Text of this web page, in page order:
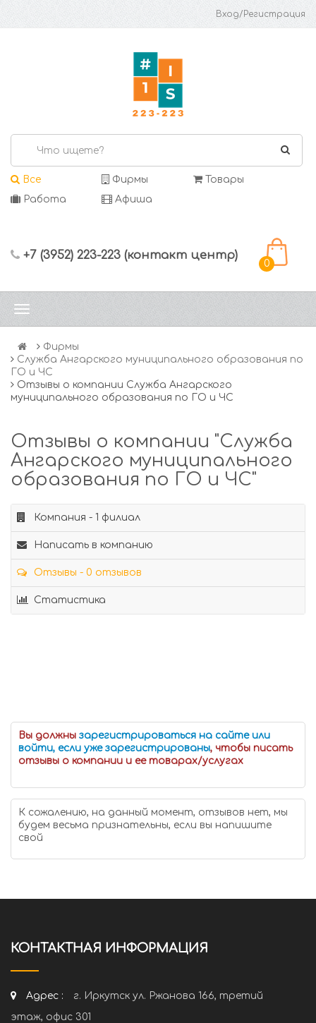
Вход/Регистрация
Все Фирмы
Товары
Работа
Афиша
+7 (3952) 223-223 (контакт центр)
0
Фирмы
Служба Ангарского муниципального образования по
ГО и ЧС
Отзывы о компании Служба Ангарского
муниципального образования по ГО и ЧС
Отзывы о компании "Служба
Ангарского муниципального
образования по ГО и ЧС"
Компания - 1 филиал
Написать в компанию
Отзывы - 0 отзывов
Статистика
Вы должны зарегистрироваться на сайте или
войти, если уже зарегистрированы, чтобы писать
отзывы о компании и ее товарах/услугах
К сожалению, на данный момент, отзывов нет, мы
будем весьма признательны, если вы напишите
свой
КОНТАКТНАЯ ИНФОРМАЦИЯ
Адрес :
г. Иркутск ул. Ржанова 166, третий
этаж, офис 301